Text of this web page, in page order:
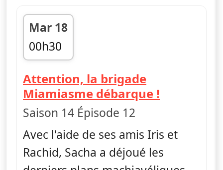
Mar 18
00h30
fin 00h50
Attention, la brigade
Miamiasme débarque !
Saison 14 Épisode 12
Avec l'aide de ses amis Iris et
Rachid, Sacha a déjoué les